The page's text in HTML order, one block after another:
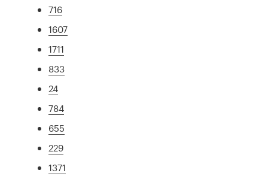
716
1607
1711
833
24
784
655
229
1371